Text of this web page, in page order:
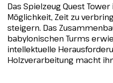
Das Spielzeug Quest
Möglichkeit, Zeit zu
steigern. Das
babylonischen Turms
intellektuelle
Holzverarbeitung macht